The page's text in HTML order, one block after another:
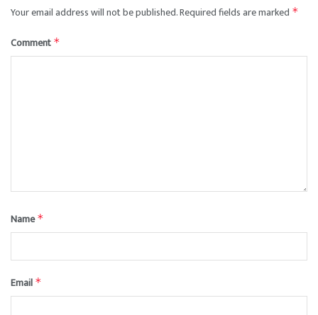
Your email address will not be published.Required fields are marked *
Comment *
Name*
Email *